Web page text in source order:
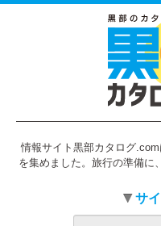
情報サイト黒部カタログ
を集めました。旅行の準備に
サ